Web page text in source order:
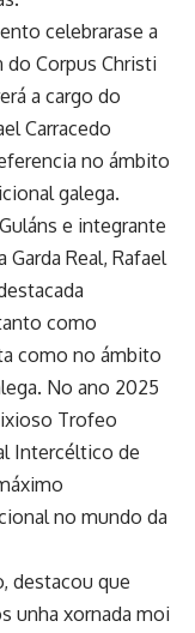
celebrarase a
Corpus Christi
a cargo do
Carracedo
no ámbito
galega.
e integrante
Garda Real, Rafael
como
como no ámbito
No ano 2025
Trofeo
Intercéltico de
no mundo da
destacou que
unha xornada moi